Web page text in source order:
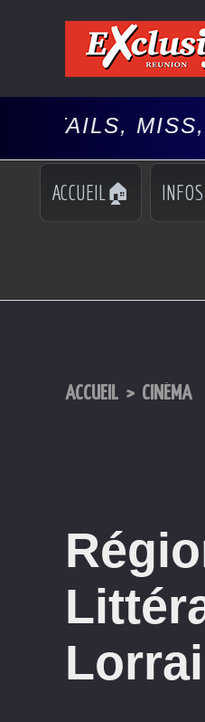
ACCUEIL🏠 INFOS
ACCUEIL > CINÉMA